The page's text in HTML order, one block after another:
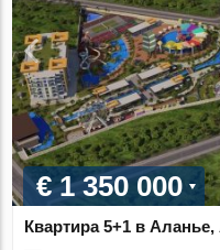
€ 1 350 000
Квартира 5+1 в